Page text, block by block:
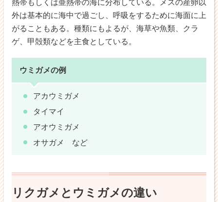
熱帯もしくは亜熱帯の海に分布している。メスの産卵以
外は基本的に海中で過ごし、呼吸をするために海面に上
がることもある。種類にもよるが、海草や魚類、クラ
ゲ、甲殻類などを主食としている。
ウミガメの例
アカウミガメ
タイマイ
アオウミガメ
オサガメ など
リクガメとウミガメの違い